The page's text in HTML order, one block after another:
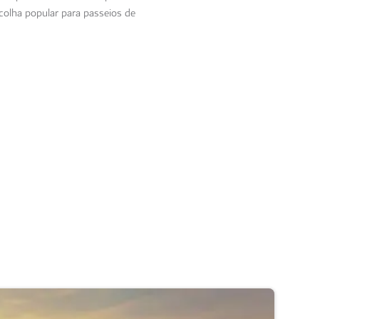
popular para passeios de